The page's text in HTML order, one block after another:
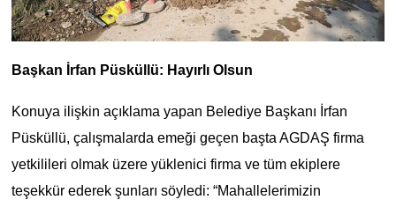
Başkan İrfan Püsküllü: Hayırlı Olsun
Konuya ilişkin açıklama yapan Belediye Başkanı İrfan
Püsküllü, çalışmalarda emeği geçen başta AGDAŞ firma
yetkilileri olmak üzere yüklenici firma ve tüm ekiplere
teşekkür ederek şunları söyledi: “Mahallelerimizin